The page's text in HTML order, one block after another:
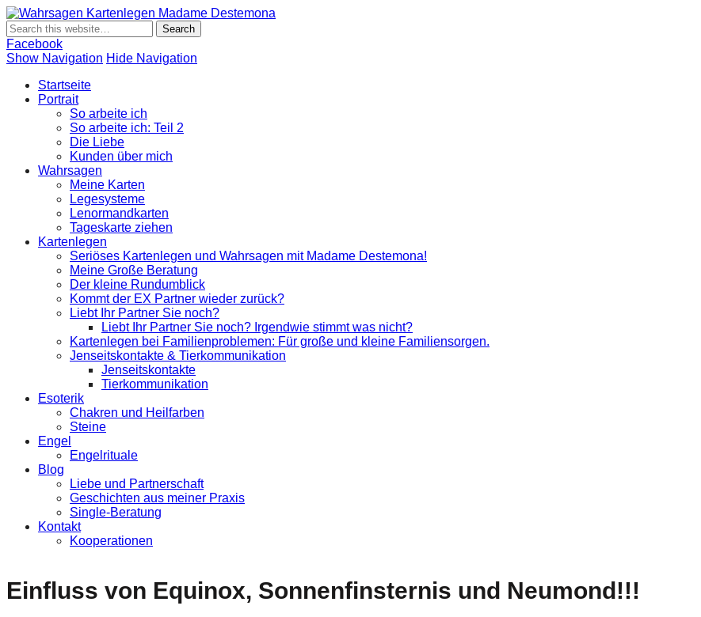
Wahrsagen und Kartenlegen Madame Destemona
Facebook
Show Navigation Hide Navigation
Startseite
Portrait
So arbeite ich
So arbeite ich: Teil 2
Die Liebe
Kunden über mich
Wahrsagen
Meine Karten
Legesysteme
Lenormandkarten
Tageskarte ziehen
Kartenlegen
Seriöses Kartenlegen und Wahrsagen mit Madame Destemona!
Meine Große Beratung
Der kleine Rundumblick
Kommt der EX Partner wieder zurück?
Liebt Ihr Partner Sie noch?
Liebt Ihr Partner Sie noch? Irgendwie stimmt was nicht?
Kartenlegen bei Familienproblemen: Für große und kleine Familiensorgen.
Jenseitskontakte & Tierkommunikation
Jenseitskontakte
Tierkommunikation
Esoterik
Chakren und Heilfarben
Steine
Engel
Engelrituale
Blog
Liebe und Partnerschaft
Geschichten aus meiner Praxis
Single-Beratung
Kontakt
Kooperationen
Einfluss von Equinox, Sonnenfinsternis und Neumond!!!